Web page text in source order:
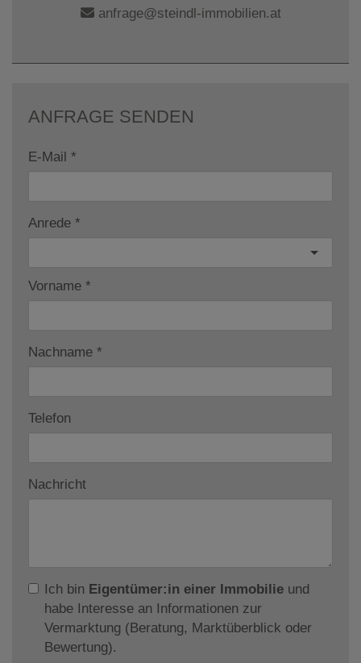
anfrage@steindl-immobilien.at
ANFRAGE SENDEN
E-Mail
Anrede
Vorname
Nachname
Telefon
Nachricht
Ich bin Eigentümer:in einer Immobilie und
habe Interesse an Informationen zur
Vermarktung (Beratung, Marktüberblick oder
Bewertung).